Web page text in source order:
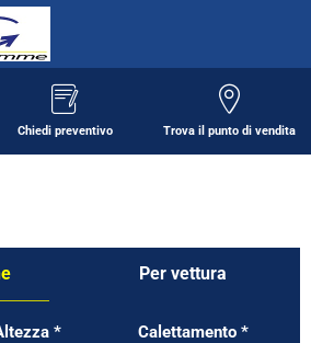
Chiedi preventivo Trova il punto di vendita
Per vettura
* Calettamento*